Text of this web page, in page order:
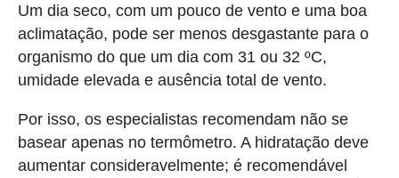
Um dia seco, com um pouco de vento e uma boa
aclimatação, pode ser menos desgastante para o
organismo do que um dia com 31 ou 32 ºC,
umidade elevada e ausência total de vento.
Por isso, os especialistas recomendam não se
basear apenas no termômetro. A hidratação deve
aumentar consideravelmente; é recomendável